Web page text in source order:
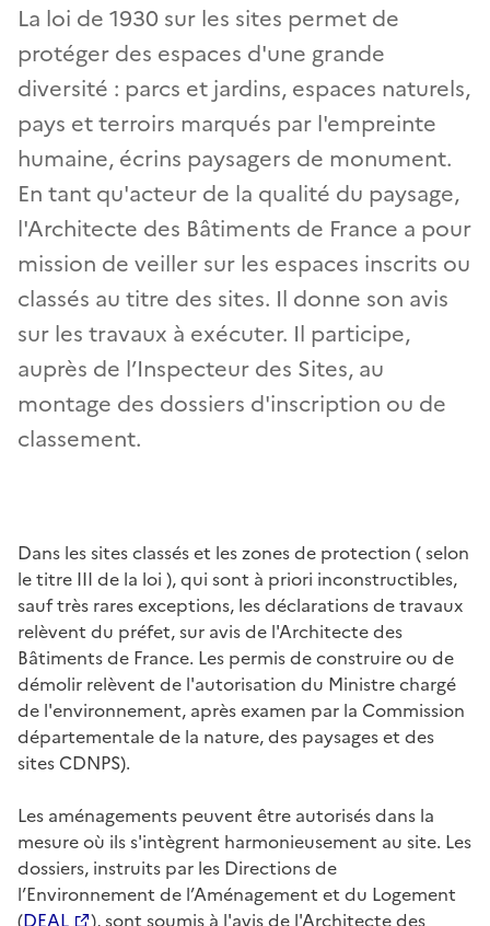
La loi de 1930 sur les sites permet de
protéger des espaces d'une grande
diversité : parcs et jardins, espaces naturels,
pays et terroirs marqués par l'empreinte
humaine, écrins paysagers de monument.
En tant qu'acteur de la qualité du paysage,
l'Architecte des Bâtiments de France a pour
mission de veiller sur les espaces inscrits ou
classés au titre des sites. Il donne son avis
sur les travaux à exécuter. Il participe,
auprès de l’Inspecteur des Sites, au
montage des dossiers d'inscription ou de
classement.
Dans les sites classés et les zones de protection ( selon
le titre III de la loi ), qui sont à priori inconstructibles,
sauf très rares exceptions, les déclarations de travaux
relèvent du préfet, sur avis de l'Architecte des
Bâtiments de France. Les permis de construire ou de
démolir relèvent de l'autorisation du Ministre chargé
de l'environnement, après examen par la Commission
départementale de la nature, des paysages et des
sites CDNPS).
Les aménagements peuvent être autorisés dans la
mesure où ils s'intègrent harmonieusement au site. Les
dossiers, instruits par les Directions de
l’Environnement de l’Aménagement et du Logement
(DEAL
), sont soumis à l'avis de l'Architecte des